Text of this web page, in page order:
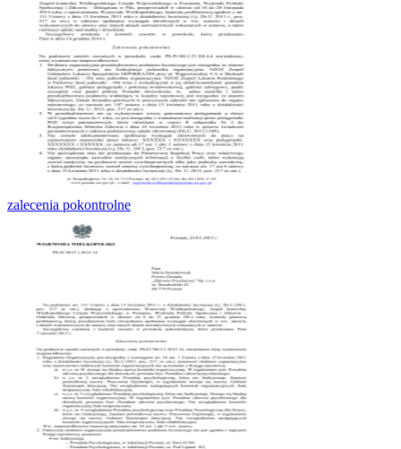
zalecenia pokontrolne